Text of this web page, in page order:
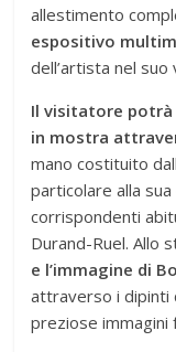
allestimento
espositivo
dell’artista nel
Il visitatore potrà
in mostra
mano costituito
particolare alla
corrispondenti
Durand-Ruel. Allo
e l’immagine di
attraverso i dipinti
preziose